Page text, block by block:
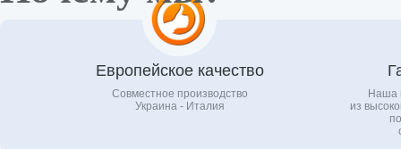
Европейское качество
Совместное производство
Украина - Италия
Наша
из